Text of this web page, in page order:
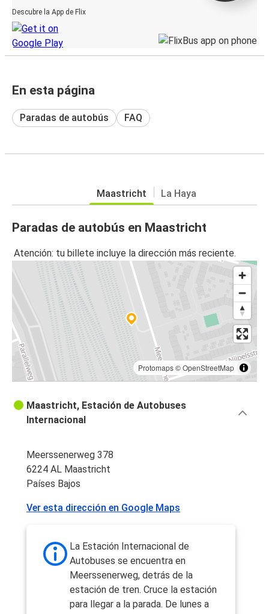
Descubre la App de Flix
En esta página
Paradas de autobús FAQ
Maastricht La Haya
Paradas de autobús en Maastricht
Atención: tu billete incluye la dirección más reciente.
Protomaps©OpenStreetMap
Maastricht, Estación de Autobuses
Internacional
Meerssenerweg 378
6224 AL Maastricht
Países Bajos
Ver esta dirección en Google Maps
La Estación Internacional de
Autobuses se encuentra en
Meerssenerweg, detrás de la
estación de tren. Cruce la estación
para llegar a la parada. De lunes a